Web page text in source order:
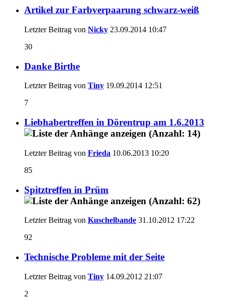
Artikel zur Farbverpaarung schwarz-weiß
Letzter Beitrag von Nicky 23.09.2014 10:47
30
Danke Birthe
Letzter Beitrag von Tiny 19.09.2014 12:51
7
Liebhabertreffen in Dörentrup am 1.6.2013
Letzter Beitrag von Frieda 10.06.2013 10:20
85
Spitztreffen in Prüm
Letzter Beitrag von Kuschelbande 31.10.2012 17:22
92
Technische Probleme mit der Seite
Letzter Beitrag von Tiny 14.09.2012 21:07
2